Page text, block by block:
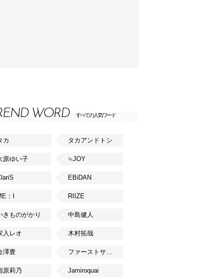
WORD すべての人気ワード
カ タカアンドトシ
原ゆい子 ≒JOY
EBiDAN
：I RIIZE
きものがかり 中島健人
入レオ 木村拓哉
澤豊 ファーストサマーウイカ
原莉乃 Jamiroquai